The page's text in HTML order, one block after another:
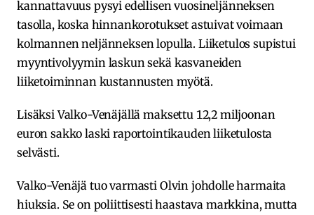
kannattavuus pysyi edellisen vuosineljänneksen
tasolla, koska hinnankorotukset astuivat voimaan
kolmannen neljänneksen lopulla. Liiketulos supistui
myyntivolyymin laskun sekä kasvaneiden
liiketoiminnan kustannusten myötä.
Lisäksi Valko-Venäjällä maksettu 12,2 miljoonan
euron sakko laski raportointikauden liiketulosta
selvästi.
Valko-Venäjä tuo varmasti Olvin johdolle harmaita
hiuksia. Se on poliittisesti haastava markkina, mutta